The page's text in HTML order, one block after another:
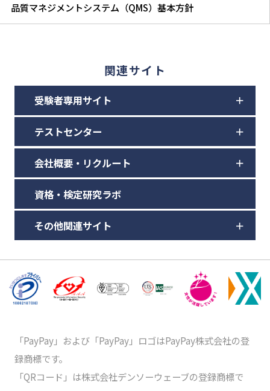
品質マネジメントシステム（QMS）基本方針
関連サイト
受験者専用サイト
テストセンター
会社概要・リクルート
資格・検定研究ラボ
その他関連サイト
「PayPay」および「PayPay」ロゴはPayPay株式会社の登
録商標です。
「QRコード」は株式会社デンソーウェーブの登録商標で